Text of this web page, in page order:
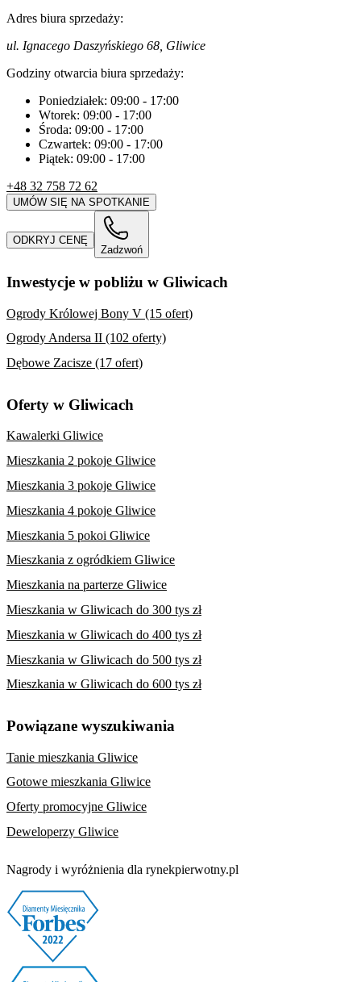
Adres biura sprzedaży:
ul. Ignacego Daszyńskiego 68, Gliwice
Godziny otwarcia biura sprzedaży:
Poniedziałek: 09:00 - 17:00
Wtorek: 09:00 - 17:00
Środa: 09:00 - 17:00
Czwartek: 09:00 - 17:00
Piątek: 09:00 - 17:00
+48 32 758 72 62
UMÓW SIĘ NA SPOTKANIE
ODKRYJ CENĘ
Zadzwoń
Inwestycje w pobliżu w Gliwicach
Ogrody Królowej Bony V (15 ofert)
Ogrody Andersa II (102 oferty)
Dębowe Zacisze (17 ofert)
Oferty w Gliwicach
Kawalerki Gliwice
Mieszkania 2 pokoje Gliwice
Mieszkania 3 pokoje Gliwice
Mieszkania 4 pokoje Gliwice
Mieszkania 5 pokoi Gliwice
Mieszkania z ogródkiem Gliwice
Mieszkania na parterze Gliwice
Mieszkania w Gliwicach do 300 tys zł
Mieszkania w Gliwicach do 400 tys zł
Mieszkania w Gliwicach do 500 tys zł
Mieszkania w Gliwicach do 600 tys zł
Powiązane wyszukiwania
Tanie mieszkania Gliwice
Gotowe mieszkania Gliwice
Oferty promocyjne Gliwice
Deweloperzy Gliwice
Nagrody i wyróżnienia dla rynekpierwotny.pl